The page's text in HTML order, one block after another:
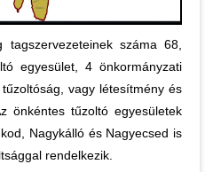
tagszervezeteinek száma 68,
egyesület, 4 önkormányzati
vagy létesítmény és
önkéntes tűzoltó egyesületek
Nagykálló és Nagyecsed is
rendelkezik.